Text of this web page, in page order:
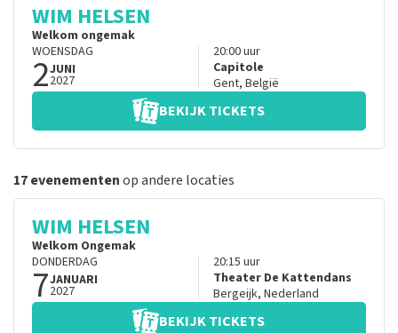
WIM HELSEN
Welkom ongemak
WOENSDAG
2JUNI
2027
20:00uur
Capitole
Gent, België
BEKIJK TICKETS
17 evenementenop andere locaties
WIM HELSEN
Welkom Ongemak
DONDERDAG
7JANUARI
2027
20:15 uur
Theater De Kattendans
Bergeijk, Nederland
BEKIJK TICKETS